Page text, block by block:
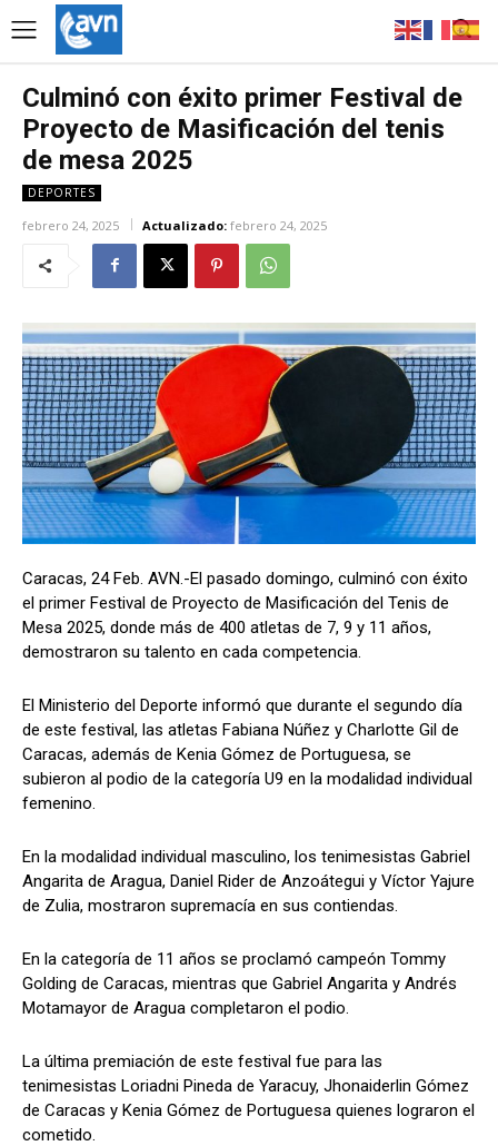
Culminó con éxito primer Festival de
Proyecto de Masificación del tenis
de mesa 2025
DEPORTES
febrero 24, 2025 Actualizado: febrero 24, 2025
Caracas, 24 Feb. AVN.-El pasado domingo, culminó con éxito
el primer Festival de Proyecto de Masificación del Tenis de
Mesa 2025, donde más de 400 atletas de 7, 9 y 11 años,
demostraron su talento en cada competencia.
El Ministerio del Deporte informó que durante el segundo día
de este festival, las atletas Fabiana Núñez y Charlotte Gil de
Caracas, además de Kenia Gómez de Portuguesa, se
subieron al podio de la categoría U9 en la modalidad individual
femenino.
En la modalidad individual masculino, los tenimesistas Gabriel
Angarita de Aragua, Daniel Rider de Anzoátegui y Víctor Yajure
de Zulia, mostraron supremacía en sus contiendas.
En la categoría de 11 años se proclamó campeón Tommy
Golding de Caracas, mientras que Gabriel Angarita y Andrés
Motamayor de Aragua completaron el podio.
La última premiación de este festival fue para las
tenimesistas Loriadni Pineda de Yaracuy, Jhonaiderlin Gómez
de Caracas y Kenia Gómez de Portuguesa quienes lograron el
cometido.